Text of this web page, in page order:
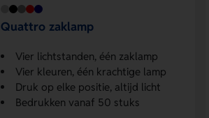
Quattro zaklamp
Vier lichtstanden, één zaklamp
Vier kleuren, één krachtige lamp
Druk op elke positie, altijd licht
Bedrukken vanaf 50 stuks